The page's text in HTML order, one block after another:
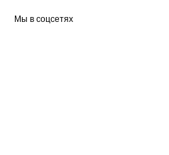
Мы в соцсетях